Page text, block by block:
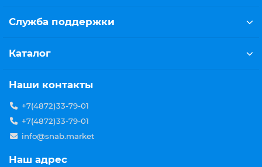
Служба поддержки
Каталог
Наши контакты
+7(4872)33-79-01
+7(4872)33-79-01
info@snab.market
Наш адрес